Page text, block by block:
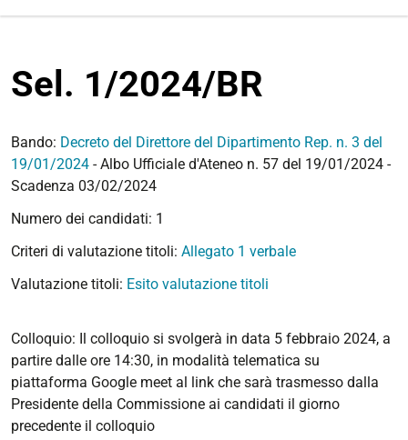
Sel. 1/2024/BR
Bando: Decreto del Direttore del Dipartimento Rep. n. 3 del
19/01/2024 - Albo Ufficiale d'Ateneo n. 57 del 19/01/2024 -
Scadenza 03/02/2024
Numero dei candidati: 1
Criteri di valutazione titoli: Allegato 1 verbale
Valutazione titoli: Esito valutazione titoli
Colloquio: Il colloquio si svolgerà in data 5 febbraio 2024, a
partire dalle ore 14:30, in modalità telematica su
piattaforma Google meet al link che sarà trasmesso dalla
Presidente della Commissione ai candidati il giorno
precedente il colloquio